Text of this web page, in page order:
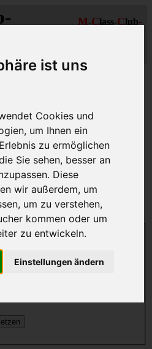
ist uns
Cookies und
um Ihnen ein
zu ermöglichen
Sie sehen, besser an
Diese
wir außerdem, um
um zu verstehen,
kommen oder um
zu entwickeln.
Einstellungen ändern
Club!
M-Class-Club-
Übersicht
angeben, die in deinem Profil
der Registrierung angegeben
Bereich geändert.